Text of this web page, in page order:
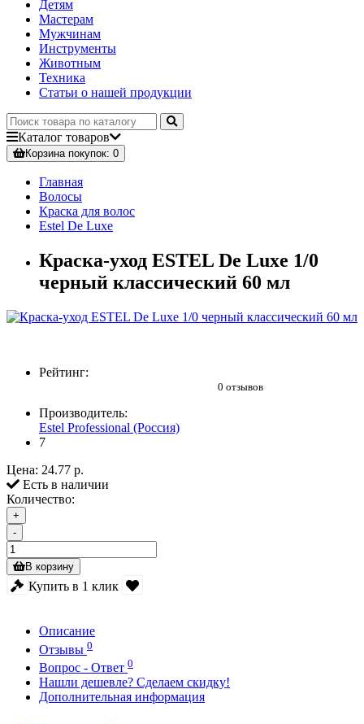
Детям
Мастерам
Мужчинам
Инструменты
Животным
Техника
Статьи о нашей продукции
Каталог товаров
Корзинапокупок: 0
Главная
Волосы
Краска для волос
Estel De Luxe
Краска-уход ESTEL De Luxe 1/0
черный классический 60 мл
Рейтинг:
0 отзывов
Производитель:
Estel Professional (Россия)
7
Цена: 24.77 р.
Есть в наличии
Количество:
+
-
В корзину
Купить в 1 клик
Описание
Отзывы 0
Вопрос - Ответ 0
Нашли дешевле? Сделаем скидку!
Дополнительная информация